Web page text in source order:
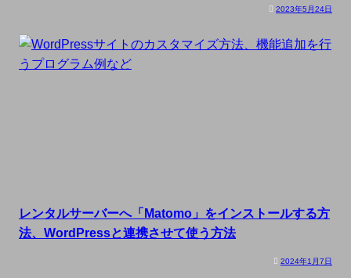
2023年5月24日
レンタルサーバーへ「Matomo」をインストールする方
法、WordPressと連携させて使う方法
2024年1月7日